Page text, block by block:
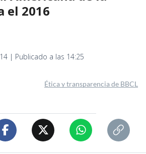
el 2016
| Publicado a las 14:25
Ética y transparencia de BBCL